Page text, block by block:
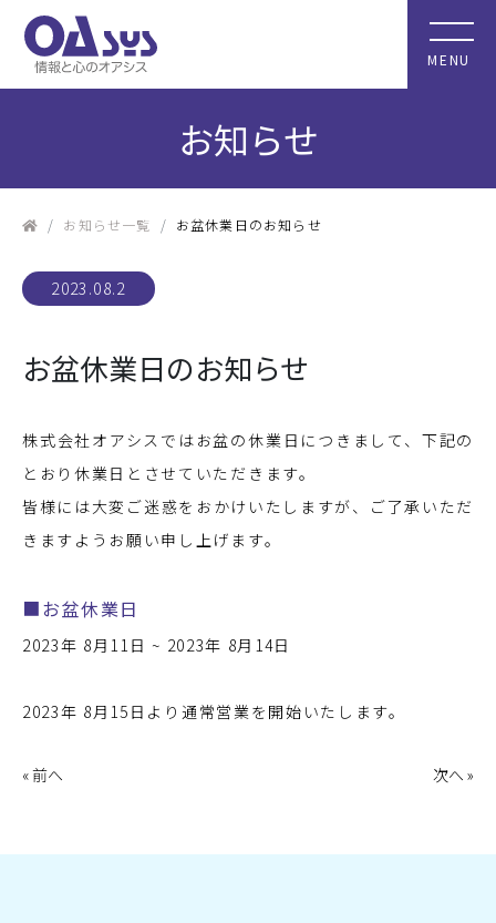
お知らせ
お知らせ一覧 お盆休業日のお知らせ
お盆休業日のお知らせ
2023.08.2
株式会社オアシスではお盆の休業日につきまして、下記の
とおり休業日とさせていただきます。
皆様には大変ご迷惑をおかけいたしますが、ご了承いただ
きますようお願い申し上げます。
■お盆休業日
2023年 8月11日 ~ 2023年 8月14日
2023年 8月15日より通常営業を開始いたします。
« 前へ 次へ »
MENU